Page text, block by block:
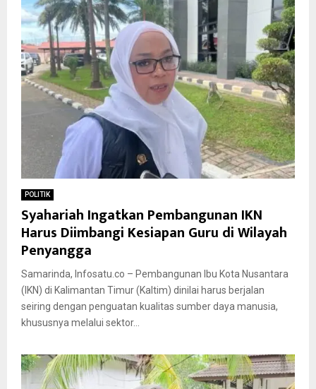
POLITIK
Syahariah Ingatkan Pembangunan IKN
Harus Diimbangi Kesiapan Guru di Wilayah
Penyangga
Samarinda, Infosatu.co – Pembangunan Ibu Kota Nusantara
(IKN) di Kalimantan Timur (Kaltim) dinilai harus berjalan
seiring dengan penguatan kualitas sumber daya manusia,
khususnya melalui sektor...